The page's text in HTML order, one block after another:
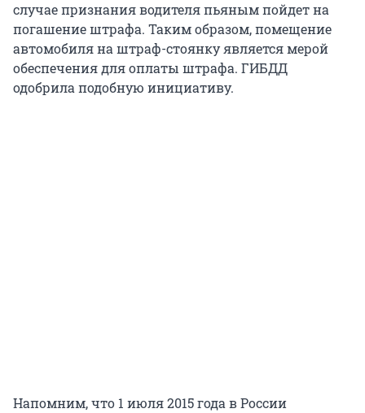
случае признания водителя пьяным пойдет на
погашение штрафа. Таким образом, помещение
автомобиля на штраф-стоянку является мерой
обеспечения для оплаты штрафа. ГИБДД
одобрила подобную инициативу.
Напомним, что 1 июля 2015 года в России